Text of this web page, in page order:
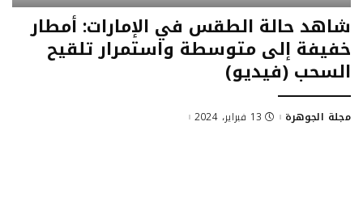
شاهد حالة الطقس في الإمارات: أمطار
خفيفة إلى متوسطة واستمرار تلقيح
السحب (فيديو)
Posted
مجلة الجوهرة 13 فبراير، 2024